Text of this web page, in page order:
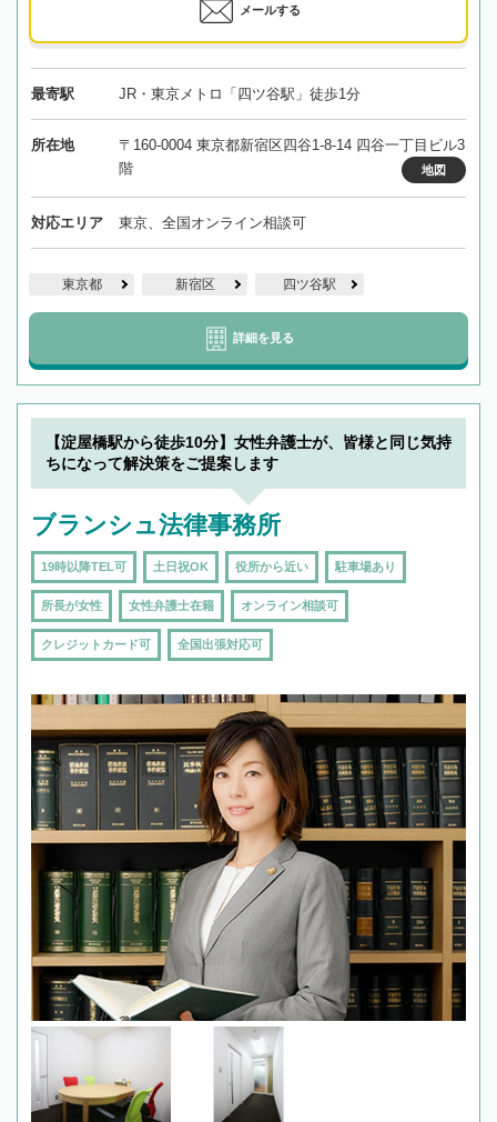
メールする
最寄駅 JR・東京メトロ「四ツ谷駅」徒歩1分
所在地
〒160-0004 東京都新宿区四谷1-8-14 四谷一丁目ビル3
階
地図
対応エリア 東京、全国オンライン相談可
東京都 新宿区 四ツ谷駅
詳細を見る
【淀屋橋駅から徒歩10分】女性弁護士が、皆様と同じ気持
ちになって解決策をご提案します
ブランシュ法律事務所
19時以降TEL可 土日祝OK 役所から近い 駐車場あり
所長が女性 女性弁護士在籍 オンライン相談可
クレジットカード可 全国出張対応可